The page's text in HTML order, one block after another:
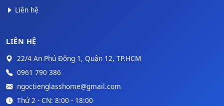
Liên hệ
LIÊN HỆ
22/4 An Phú Đông 1, Quận 12, TP.HCM
0961 790 386
ngoctienglasshome@gmail.com
Thứ 2 - CN: 8:00 - 18:00